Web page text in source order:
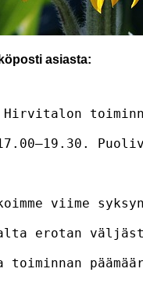
asiasta:
viime
erotan